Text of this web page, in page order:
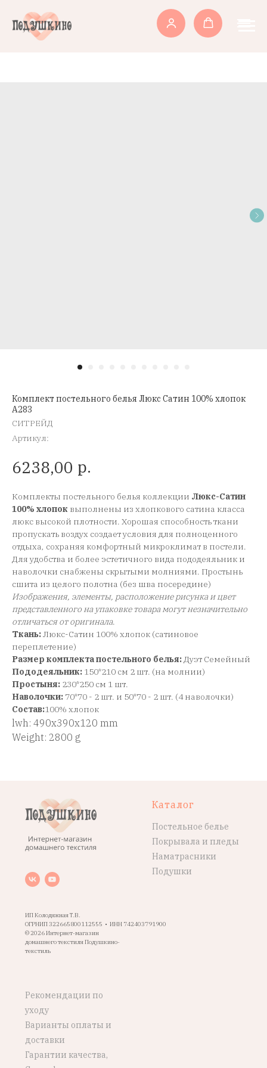
Комплект постельного белья Люкс Сатин 100% хлопок
A283
СИТРЕЙД
Артикул:
6238,00 р.
Комплекты постельного белья коллекции Люкс-Сатин
100% хлопок выполнены из хлопкового сатина класса
люкс высокой плотности. Хорошая способность ткани
пропускать воздух создает условия для полноценного
отдыха, сохраняя комфортный микроклимат в постели.
Для удобства и более эстетичного вида пододеяльник и
наволочки снабжены скрытыми молниями. Простынь
сшита из целого полотна (без шва посередине)
Изображения, элементы, расположение рисунка и цвет
представленного на упаковке товара могут незначительно
отличаться от оригинала.
Ткань:Люкс-Сатин 100% хлопок (сатиновое
переплетение)
Размер комплекта постельного белья:Дуэт Семейный
Пододеяльник: 150*210 см 2 шт. (на молнии)
Простыня: 230*250 см 1 шт.
Наволочки: 70*70 - 2 шт. и 50*70 - 2 шт. (4 наволочки)
Состав:100% хлопок
lwh: 490x390x120 mm
Weight: 2800 g
ИП Колодяжная Т.В.
ОГРНИП 322665800112555 • ИНН 742403791900
© 2026 Интернет-магазин
домашнего текстиля Подушкино-
текстиль
Каталог
Постельное белье
Покрывала и пледы
Наматрасники
Подушки
Рекомендации по
уходу
Варианты оплаты и
доставки
Гарантии качества,